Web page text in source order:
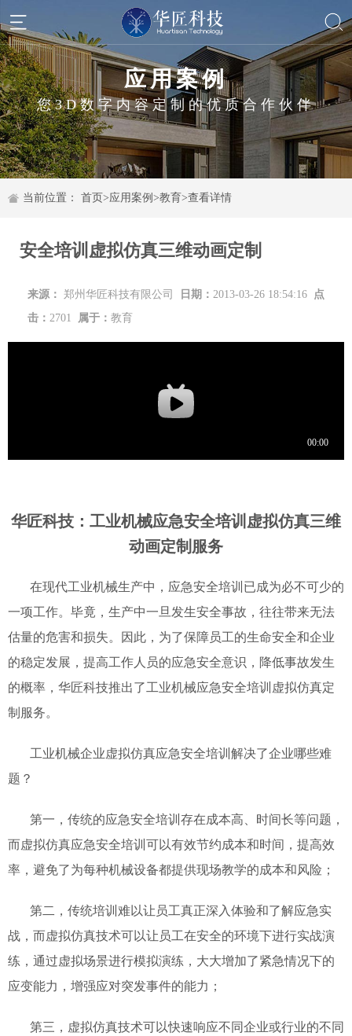
应用案例
您3D数字内容定制的优质合作伙伴
当前位置： 首页>应用案例 >教育>查看详情
安全培训虚拟仿真三维动画定制
来源： 郑州华匠科技有限公司 日期： 2013-03-26 18:54:16
点
击： 2701 属于： 教育
华匠科技：工业机械应急安全培训虚拟仿真三维
动画定制服务
在现代工业机械生产中，应急安全培训已成为必不可少的
一项工作。毕竟，生产中一旦发生安全事故，往往带来无法
估量的危害和损失。因此，为了保障员工的生命安全和企业
的稳定发展，提高工作人员的应急安全意识，降低事故发生
的概率，华匠科技推出了工业机械应急安全培训虚拟仿真定
制服务。
工业机械企业虚拟仿真应急安全培训解决了企业哪些难
题？
第一，传统的应急安全培训存在成本高、时间长等问题，
而虚拟仿真应急安全培训可以有效节约成本和时间，提高效
率，避免了为每种机械设备都提供现场教学的成本和风险；
第二，传统培训难以让员工真正深入体验和了解应急实
战，而虚拟仿真技术可以让员工在安全的环境下进行实战演
练，通过虚拟场景进行模拟演练，大大增加了紧急情况下的
应变能力，增强应对突发事件的能力；
第三，虚拟仿真技术可以快速响应不同企业或行业的不同